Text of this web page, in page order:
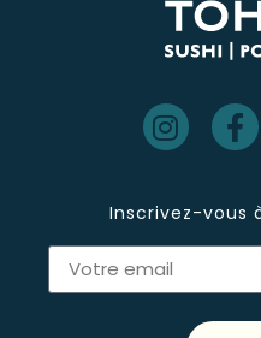
Inscrivez-vous